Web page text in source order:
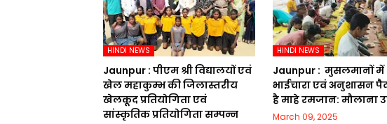
HINDI NEWS
Jaunpur :​ पीएम श्री विद्यालयों एवं
खेल महाकुम्भ की जिलास्तरीय
खेलकूद प्रतियोगिता एवं
सांस्कृतिक प्रतियोगिता सम्पन्न
HINDI NEWS
Jaunpur : ​ मुसलमानों में
भाईचारा एवं अनुशासन
है माहे रमजान: मौलाना
March 09, 2025